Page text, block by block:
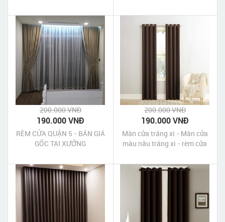
Tp HCM
200.000 VNĐ
190.000 VNĐ
RÈM CỬA QUẬN 5 - BÁN GIÁ
GỐC TẠI XƯỞNG
200.000 VNĐ
190.000 VNĐ
Màn cửa tráng xi - Màn cửa
màu nâu tráng xi - rèm cửa